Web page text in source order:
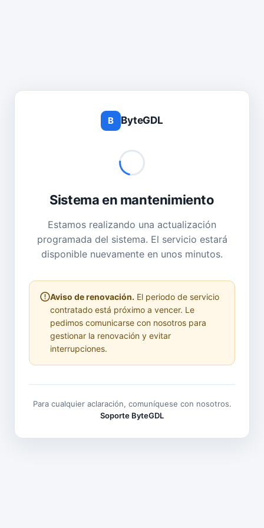
B ByteGDL
Sistema en mantenimiento
Estamos realizando una actualización
programada del sistema. El servicio estará
disponible nuevamente en unos minutos.
Aviso de renovación. El periodo de servicio
contratado está próximo a vencer. Le
pedimos comunicarse con nosotros para
gestionar la renovación y evitar
interrupciones.
Para cualquier aclaración, comuníquese con nosotros.
Soporte ByteGDL